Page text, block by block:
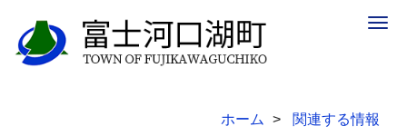
ホーム
関連する情報